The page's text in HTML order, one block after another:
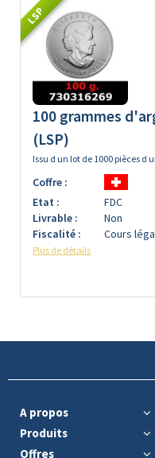
LSP
100 grammes
(LSP)
Issu d un lot de 1000 pièces d
Coffre :
Etat :
FDC
Livrable :
Non
Fiscalité :
Cours
Plus de détails
A propos
Produits
Offres